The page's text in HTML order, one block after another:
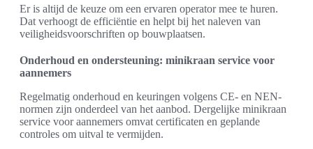
Er is altijd de keuze om een ervaren operator mee te huren.
Dat verhoogt de efficiëntie en helpt bij het naleven van
veiligheidsvoorschriften op bouwplaatsen.
Onderhoud en ondersteuning: minikraan service voor
aannemers
Regelmatig onderhoud en keuringen volgens CE- en NEN-
normen zijn onderdeel van het aanbod. Dergelijke minikraan
service voor aannemers omvat certificaten en geplande
controles om uitval te vermijden.